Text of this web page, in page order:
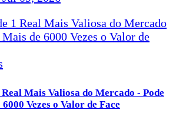
Real Mais Valiosa do Mercado - Pode
Vezes o Valor de Face